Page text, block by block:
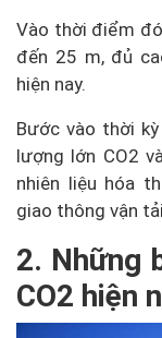
Vào thời điểm
đến 25 m, đủ
hiện nay.
Bước vào thời
lượng lớn CO2
nhiên liệu hóa
giao thông vận
2. Những
CO2 hiện